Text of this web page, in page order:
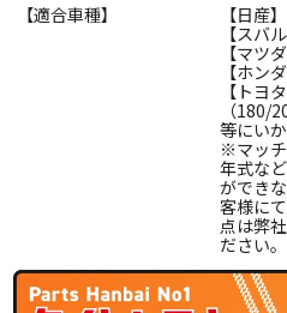
【適合車種】
【日産
【スバ
【マツ
【ホン
【トヨ
（180/
等にい
※マッ
年式な
ができ
客様に
点は弊
ださい。